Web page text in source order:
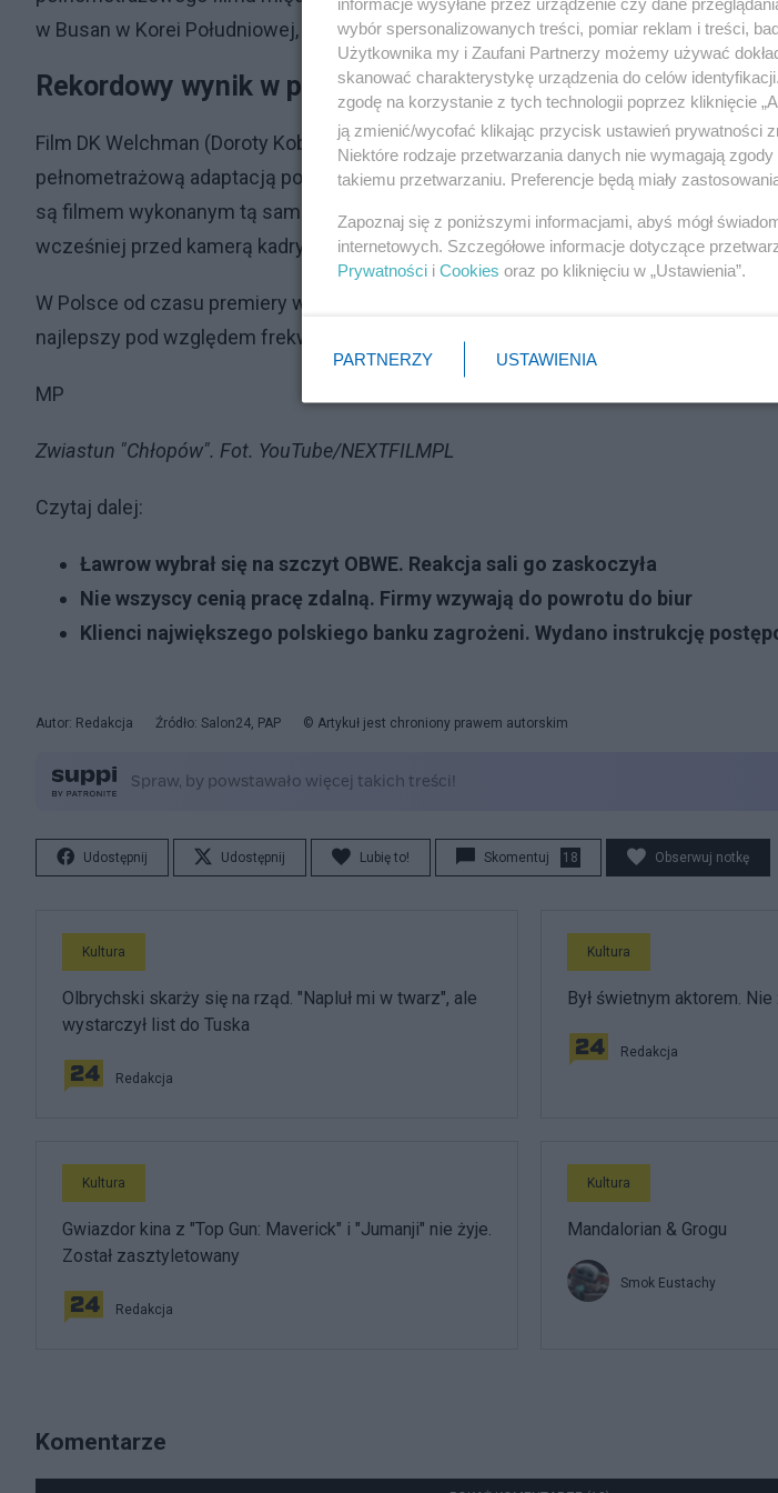
w Busan w Korei Południowej, w Valladolid w Hiszpanii i w Tallinie.
Rekordowy wynik w polskich kinach
Film DK Welchman (Doroty Kobieli) i Hugha Welchmana jest trzecią - po wersjach z
pełnometrażową adaptacją powieści Reymonta, ukazującej cykl życia wiejskiego
są filmem wykonanym tą samą metodą animacji, co "Twój Vincent" w reżyserii tego
wcześniej przed kamerą kadry zostały powtórnie namalowane farbą olejną na
W Polsce od czasu premiery w dniu 13 października "Chłopów" obejrzało już ponad
najlepszy pod względem frekwencji debiut polskiego filmu od czterech lat.
MP
Zwiastun "Chłopów". Fot. YouTube/NEXTFILMPL
Czytaj dalej:
Ławrow wybrał się na szczyt OBWE. Reakcja sali go zaskoczyła
Nie wszyscy cenią pracę zdalną. Firmy wzywają do powrotu do biur
Klienci największego polskiego banku zagrożeni. Wydano instrukcję
Autor: Redakcja Źródło: Salon24, PAP © Artykuł jest chroniony prawem autorskim
Udostępnij Udostępnij Lubię to! Skomentuj 18 Obserwuj notkę
Kultura
Olbrychski skarży się na rząd. "Napluł mi w twarz", ale
wystarczył list do Tuska
Redakcja
Kultura
Był świetnym aktorem.
Redakcja
Kultura
Gwiazdor kina z "Top Gun: Maverick" i "Jumanji" nie żyje.
Został zasztyletowany
Redakcja
Kultura
Mandalorian & Grogu
Smok Eustachy
Komentarze
wybór spersonalizowanych treści, pomiar reklam i treści,
Użytkownika my i Zaufani Partnerzy możemy używać
skanować charakterystykę urządzenia do celów
zgodę na korzystanie z tych technologii poprzez kliknięcie
ją zmienić/wycofać klikając przycisk ustawień prywatności
Niektóre rodzaje przetwarzania danych nie wymagają
takiemu przetwarzaniu. Preferencje będą miały
Zapoznaj się z poniższymi informacjami, abyś mógł
internetowych. Szczegółowe informacje dotyczące
Prywatności i Cookies oraz po kliknięciu w „Ustawienia”.
PARTNERZY USTAWIENIA